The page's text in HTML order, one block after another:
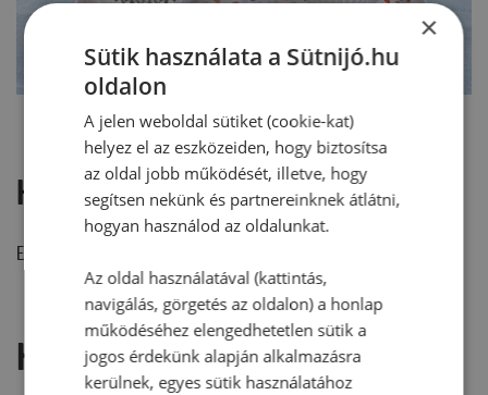
Hozzászólások
Ehhez a recepthez még nem érkezett hozzászólás.
Hozzászólás írása
×
Sütik használata a Sütnijó.hu
oldalon
A jelen weboldal sütiket (cookie-kat)
helyez el az eszközeiden, hogy biztosítsa
az oldal jobb működését, illetve, hogy
segítsen nekünk és partnereinknek átlátni,
hogyan használod az oldalunkat.
Az oldal használatával (kattintás,
navigálás, görgetés az oldalon) a honlap
működéséhez elengedhetetlen sütik a
jogos érdekünk alapján alkalmazásra
kerülnek, egyes sütik használatához